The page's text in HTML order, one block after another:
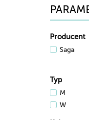
Producent
Saga
Typ
M
W